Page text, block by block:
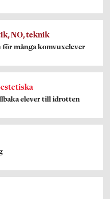
NO, teknik
många komvuxelever
elever till idrotten